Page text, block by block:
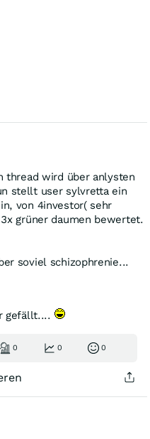
thread wird über anlysten
stellt user sylvretta ein
von 4investor( sehr
grüner daumen bewertet.
soviel schizophrenie...
gefällt....
0 0 0